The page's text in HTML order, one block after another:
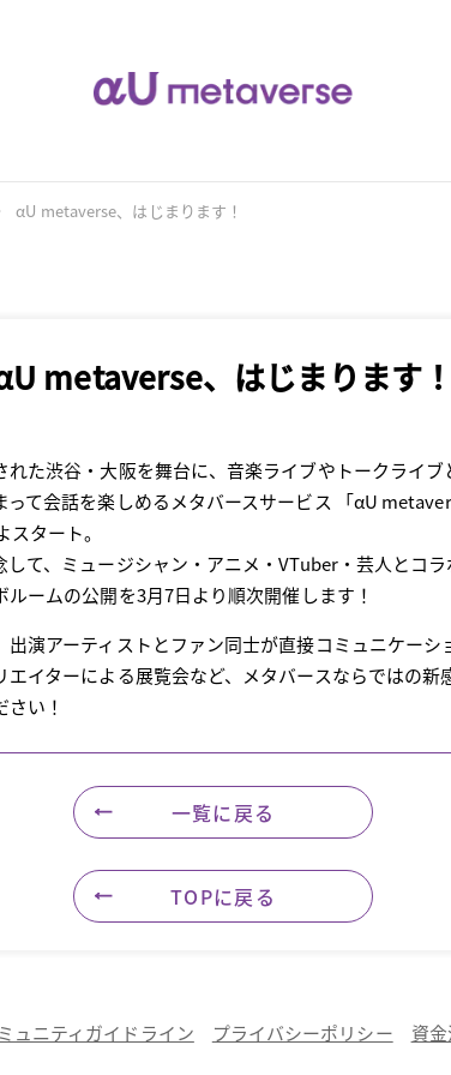
αU metaverse、はじまります！
metaverse、はじまります！
れた渋谷・大阪を舞台に、音楽ライブやトークライ
て会話を楽しめるメタバースサービス 「αU
タート。
して、ミュージシャン・アニメ・VTuber・芸人とコ
ームの公開を3月7日より順次開催します！
出演アーティストとファン同士が直接コミュニケーシ
エイターによる展覧会など、メタバースならではの新
い！
一覧に戻る
TOPに戻る
ュニティガイドライン プライバシーポリシー 資